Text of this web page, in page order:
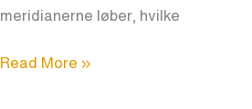
meridianerne løber, hvilke
Read More »